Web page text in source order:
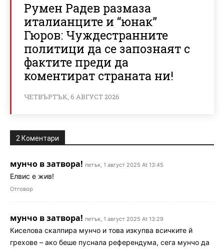
Румен Радев размаза
италианците и “юнак”
Гюров: Чуждестранните
политици да се запознаят с
фактите преди да
коментират страната ни!
ЧЕТВЪРТЪК, 6 АВГУСТ 2026
2 Коментари
мунчо в затвора! петък, 1 август 2025 At 13:45
Елвис е жив!
Отговор
мунчо в затвора! петък, 1 август 2025 At 13:29
Киселова скалпира мунчо и това изкупва всичките й
грехове – ако беше пуснала референдума, сега мунчо да